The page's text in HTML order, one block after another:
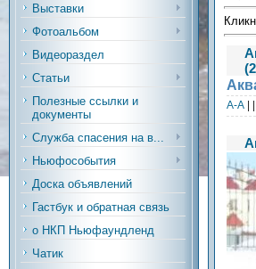
Выставки
Фотоальбом
Видеораздел
Статьи
Полезные ссылки и
документы
Служба спасения на в...
Ньюфособытия
Доска объявлений
Гастбук и обратная связь
о НКП Ньюфаундленд
Чатик
А-А |